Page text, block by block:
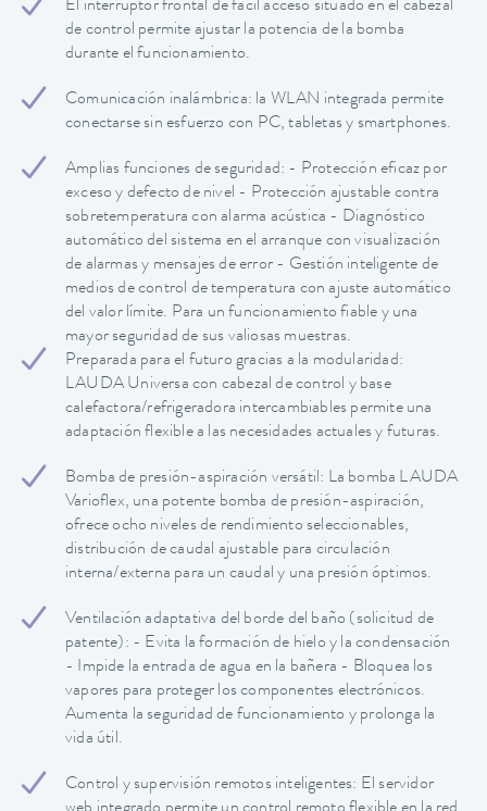
El interruptor frontal de fácil acceso situado en el cabezal
de control permite ajustar la potencia de la bomba
durante el funcionamiento.
Comunicación inalámbrica: la WLAN integrada permite
conectarse sin esfuerzo con PC, tabletas y smartphones.
Amplias funciones de seguridad: - Protección eficaz por
exceso y defecto de nivel - Protección ajustable contra
sobretemperatura con alarma acústica - Diagnóstico
automático del sistema en el arranque con visualización
de alarmas y mensajes de error - Gestión inteligente de
medios de control de temperatura con ajuste automático
del valor límite. Para un funcionamiento fiable y una
mayor seguridad de sus valiosas muestras.
Preparada para el futuro gracias a la modularidad:
LAUDA Universa con cabezal de control y base
calefactora/refrigeradora intercambiables permite una
adaptación flexible a las necesidades actuales y futuras.
Bomba de presión-aspiración versátil: La bomba LAUDA
Varioflex, una potente bomba de presión-aspiración,
ofrece ocho niveles de rendimiento seleccionables,
distribución de caudal ajustable para circulación
interna/externa para un caudal y una presión óptimos.
Ventilación adaptativa del borde del baño (solicitud de
patente): - Evita la formación de hielo y la condensación
- Impide la entrada de agua en la bañera - Bloquea los
vapores para proteger los componentes electrónicos.
Aumenta la seguridad de funcionamiento y prolonga la
vida útil.
Control y supervisión remotos inteligentes: El servidor